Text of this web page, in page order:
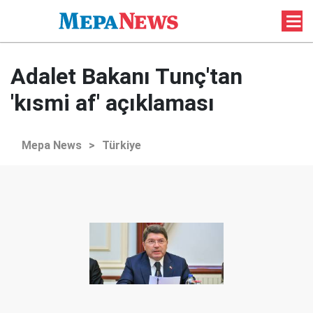
Adalet Bakanı Tunç'tan
'kısmi af' açıklaması
Mepa News > Türkiye